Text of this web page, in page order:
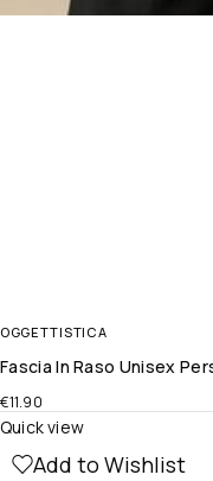
OGGETTISTICA
Fascia In Raso Unisex
€11.90
Add to Wishlist
Quick view